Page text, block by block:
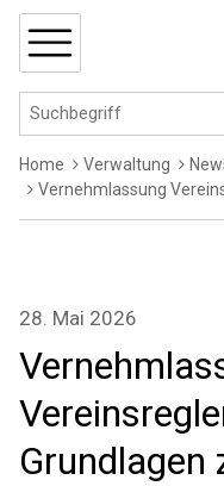
Navigieren
Schnellnavigation
Hauptnavigation
Suchbegriff
Breadcrumb
Home Verwaltung
Vernehmlassung
Grundlagen
28. Mai 2026